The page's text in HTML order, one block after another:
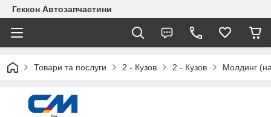
Геккон Автозапчастини
Товари та послуги 2 - Кузов 2 - Кузов Молдинг